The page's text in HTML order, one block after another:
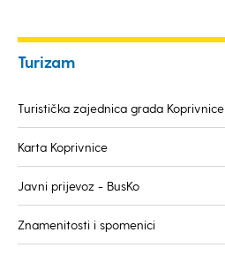
Turizam
Turistička zajednica grada Koprivnice
Karta Koprivnice
Javni prijevoz - BusKo
Znamenitosti i spomenici